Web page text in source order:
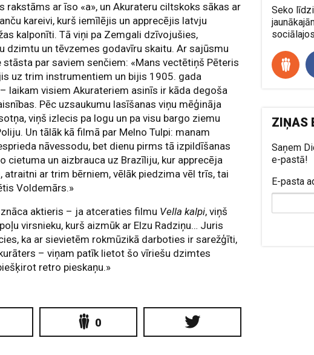
rakstāms ar īso «a», un Akurateru ciltskoks sākas ar
kareivi, kurš iemīlējis un apprecējis latvju
kalponīti. Tā viņi pa Zemgali dzīvojušies,
dzimtu un tēvzemes godavīru skaitu. Ar sajūsmu
stāsta par saviem senčiem: «Mans vectētiņš Pēteris
uz trim instrumentiem un bijis 1905. gada
laikam visiem Akurateriem asinīs ir kāda degoša
Pēc uzsaukumu lasīšanas viņu mēģināja
viņš izlecis pa logu un pa visu bargo ziemu
Un tālāk kā filmā par Melno Tulpi: manam
nāvessodu, bet dienu pirms tā izpildīšanas
cietuma un aizbrauca uz Brazīliju, kur apprecēja
atraitni ar trim bērniem, vēlāk piedzima vēl trīs, tai
Voldemārs.»
aktieris – ja atceraties filmu Vella kalpi, viņš
virsnieku, kurš aizmūk ar Elzu Radziņu… Juris
ka ar sievietēm rokmūzikā darboties ir sarežģīti,
– viņam patīk lietot šo vīriešu dzimtes
retro pieskaņu.»
0
Seko
ZIŅAS
Saņem
e-pastā!
E-pasta